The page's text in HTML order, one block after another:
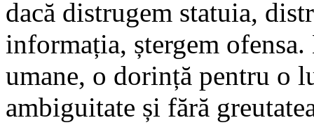
dacă distrugem statuia,
informația, ștergem
umane, o dorință pentru o
ambiguitate și fără